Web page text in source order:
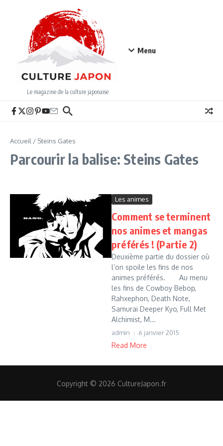
Le magazine de la culture japonaise
Menu
Accueil / Steins Gates
Parcourir la balise: Steins Gates
Les animes
Comment se terminent
nos animes et mangas
préférés ! (Partie 2)
Deuxième partie du dossier où
l’on spoile les fins de nos
animes préférés. Au menu
les fins de Cowboy Bebop,
Rahxephon, Death Note,
Samurai Deeper Kyo, Full Met
Alchimist, M...
admin 6 janvier 2015
Read More